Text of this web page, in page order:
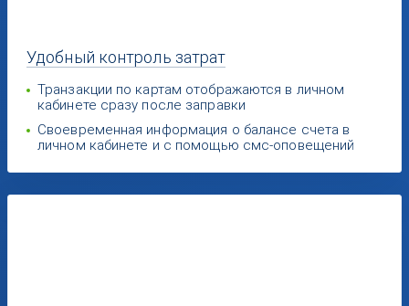
Удобный контроль затрат
Транзакции по картам отображаются в личном
кабинете сразу после заправки
Своевременная информация о балансе счета в
личном кабинете и с помощью смс-оповещений